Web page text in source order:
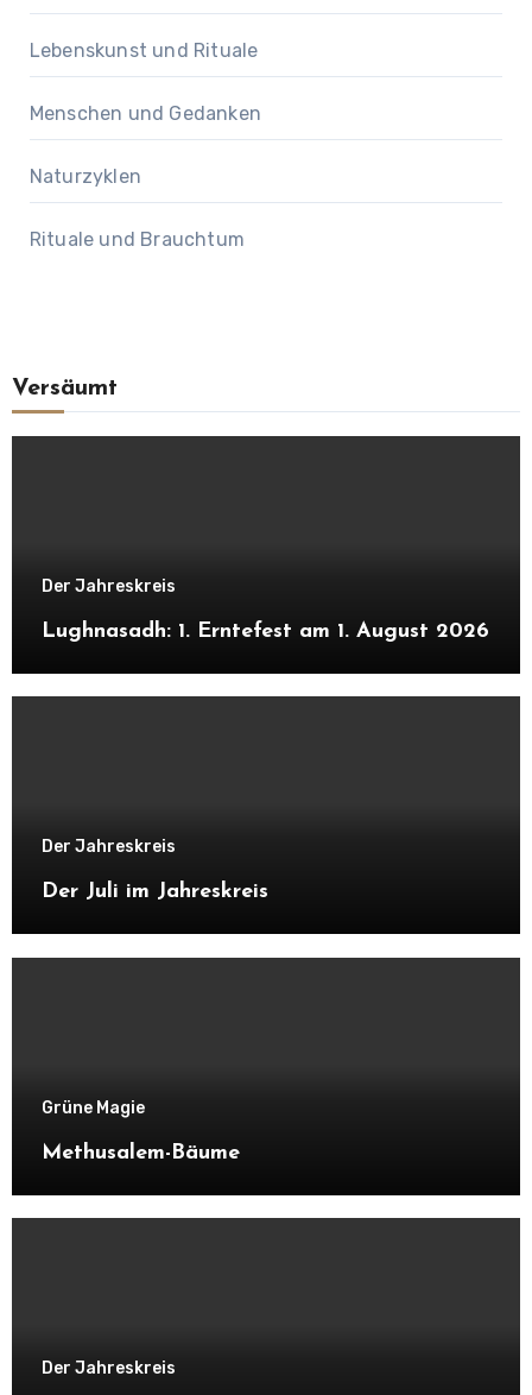
Lebenskunst und Rituale
Menschen und Gedanken
Naturzyklen
Rituale und Brauchtum
Versäumt
Der Jahreskreis
Lughnasadh: 1. Erntefest am 1. August 2026
Der Jahreskreis
Der Juli im Jahreskreis
Grüne Magie
Methusalem-Bäume
Der Jahreskreis